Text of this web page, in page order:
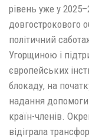
рівень уже у
довгострокового
політичний
Угорщиною і
європейських
блокаду, на
надання допомоги
країн-членів.
відіграла